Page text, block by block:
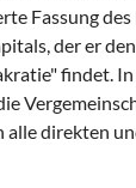
Fassung
der er
findet.
alle direkten